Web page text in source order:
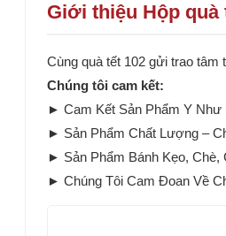
Giới thiệu Hộp quà
Cùng quà tết 102 gửi trao tâm
Chúng tôi cam kết:
► Cam Kết Sản Phẩm Y Như
► Sản Phẩm Chất Lượng –
► Sản Phẩm Bánh Kẹo,
► Chúng Tôi Cam Đoan Về